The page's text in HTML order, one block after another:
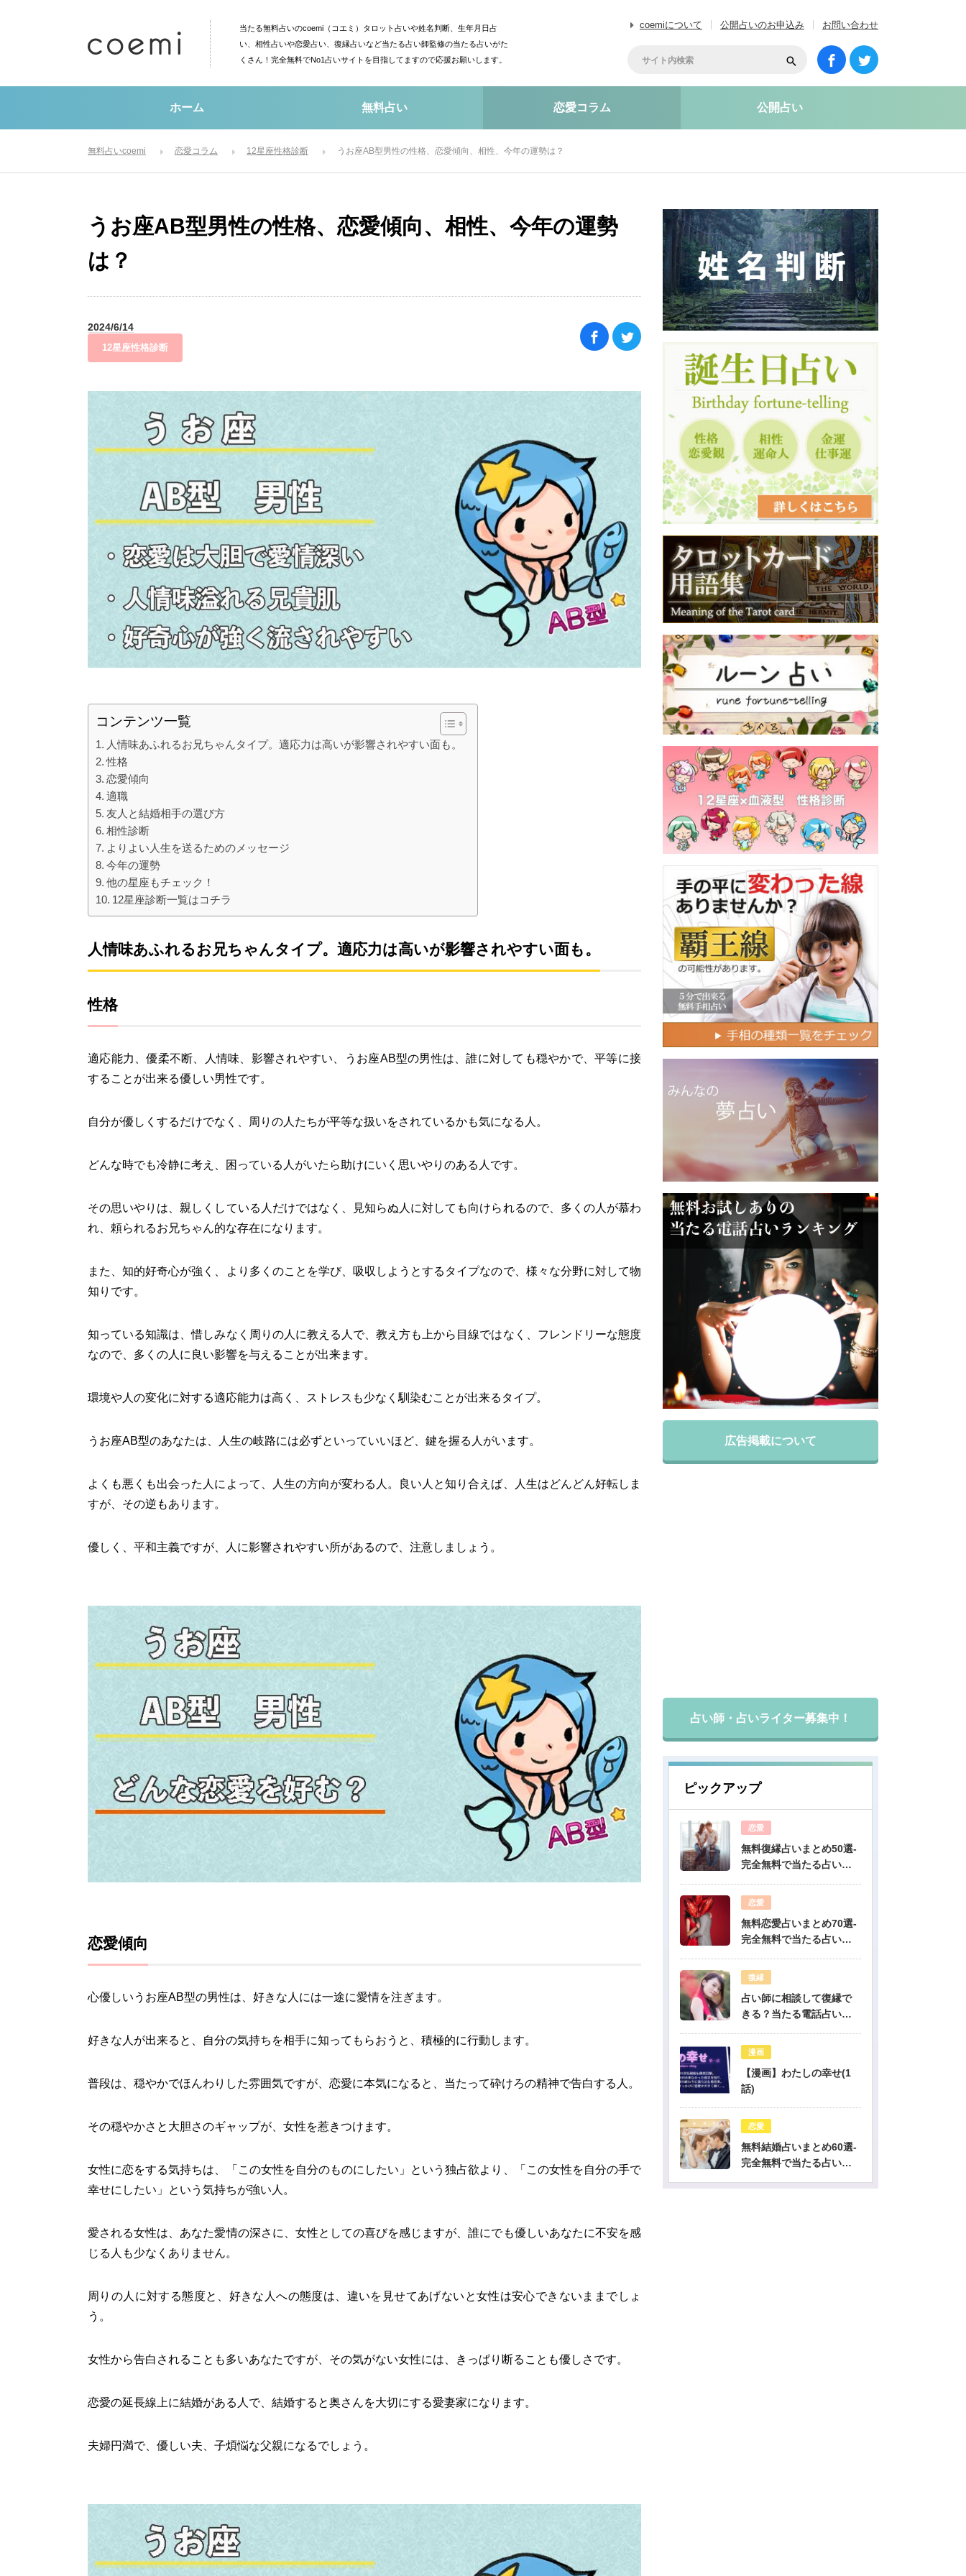
当たる無料占いのcoemi（コエミ）タロット占いや姓名判断、生年月日占
い、相性占いや恋愛占い、復縁占いなど当たる占い師監修の当たる占いがた
くさん！完全無料でNo1占いサイトを目指してますので応援お願いします。
coemiについて 公開占いのお申込み お問い合わせ
ホーム 無料占い 恋愛コラム 公開占い
無料占いcoemi 恋愛コラム 12星座性格診断 うお座AB型男性の性格、恋愛傾向、相性、今年の運勢は？
うお座AB型男性の性格、恋愛傾向、相性、今年の運勢
は？
2024/6/14
12星座性格診断
コンテンツ一覧
人情味あふれるお兄ちゃんタイプ。適応力は高いが影響されやすい面も。
性格
恋愛傾向
適職
友人と結婚相手の選び方
相性診断
よりよい人生を送るためのメッセージ
今年の運勢
他の星座もチェック！
12星座診断一覧はコチラ
人情味あふれるお兄ちゃんタイプ。適応力は高いが影響されやすい面も。
性格
適応能力、優柔不断、人情味、影響されやすい、うお座AB型の男性は、誰に対しても穏やかで、平等に接
することが出来る優しい男性です。
自分が優しくするだけでなく、周りの人たちが平等な扱いをされているかも気になる人。
どんな時でも冷静に考え、困っている人がいたら助けにいく思いやりのある人です。
その思いやりは、親しくしている人だけではなく、見知らぬ人に対しても向けられるので、多くの人が慕わ
れ、頼られるお兄ちゃん的な存在になります。
また、知的好奇心が強く、より多くのことを学び、吸収しようとするタイプなので、様々な分野に対して物
知りです。
知っている知識は、惜しみなく周りの人に教える人で、教え方も上から目線ではなく、フレンドリーな態度
なので、多くの人に良い影響を与えることが出来ます。
環境や人の変化に対する適応能力は高く、ストレスも少なく馴染むことが出来るタイプ。
うお座AB型のあなたは、人生の岐路には必ずといっていいほど、鍵を握る人がいます。
よくも悪くも出会った人によって、人生の方向が変わる人。良い人と知り合えば、人生はどんどん好転しま
すが、その逆もあります。
優しく、平和主義ですが、人に影響されやすい所があるので、注意しましょう。
恋愛傾向
心優しいうお座AB型の男性は、好きな人には一途に愛情を注ぎます。
好きな人が出来ると、自分の気持ちを相手に知ってもらおうと、積極的に行動します。
普段は、穏やかでほんわりした雰囲気ですが、恋愛に本気になると、当たって砕けろの精神で告白する人。
その穏やかさと大胆さのギャップが、女性を惹きつけます。
女性に恋をする気持ちは、「この女性を自分のものにしたい」という独占欲より、「この女性を自分の手で
幸せにしたい」という気持ちが強い人。
愛される女性は、あなた愛情の深さに、女性としての喜びを感じますが、誰にでも優しいあなたに不安を感
じる人も少なくありません。
周りの人に対する態度と、好きな人への態度は、違いを見せてあげないと女性は安心できないままでしょ
う。
女性から告白されることも多いあなたですが、その気がない女性には、きっぱり断ることも優しさです。
恋愛の延長線上に結婚がある人で、結婚すると奥さんを大切にする愛妻家になります。
夫婦円満で、優しい夫、子煩悩な父親になるでしょう。
広告掲載について
占い師・占いライター募集中！
ピックアップ
恋愛
無料復縁占いまとめ50選-
完全無料で当たる占いだ
恋愛
無料恋愛占いまとめ70選-
完全無料で当たる占いだ
復縁
占い師に相談して復縁で
きる？当たる電話占い先
漫画
【漫画】わたしの幸せ(1
話)
恋愛
無料結婚占いまとめ60選-
完全無料で当たる占いだ